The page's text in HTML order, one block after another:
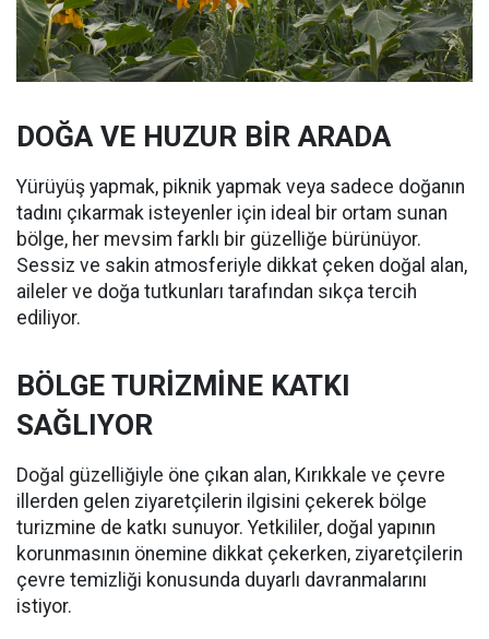
DOĞA VE HUZUR BİR ARADA
Yürüyüş yapmak, piknik yapmak veya sadece doğanın
tadını çıkarmak isteyenler için ideal bir ortam sunan
bölge, her mevsim farklı bir güzelliğe bürünüyor.
Sessiz ve sakin atmosferiyle dikkat çeken doğal alan,
aileler ve doğa tutkunları tarafından sıkça tercih
ediliyor.
BÖLGE TURİZMİNE KATKI
SAĞLIYOR
Doğal güzelliğiyle öne çıkan alan, Kırıkkale ve çevre
illerden gelen ziyaretçilerin ilgisini çekerek bölge
turizmine de katkı sunuyor. Yetkililer, doğal yapının
korunmasının önemine dikkat çekerken, ziyaretçilerin
çevre temizliği konusunda duyarlı davranmalarını
istiyor.